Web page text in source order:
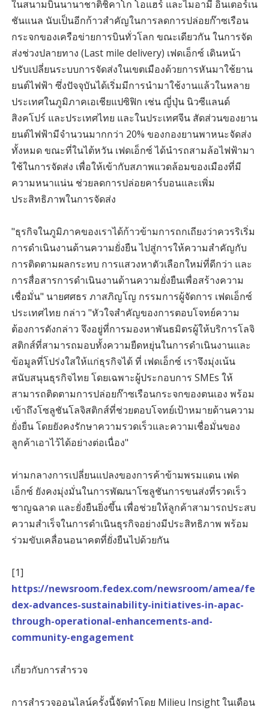
ในสนามบินนานาชาติชิคาโก โอแฮร์ และไมอามี อินเตอร์เน
ชันแนล นับเป็นอีกก้าวสำคัญในการลดการปล่อยก๊าซเรือน
กระจกของเครือข่ายการบินทั่วโลก ขณะเดียวกัน ในการจัด
ส่งช่วงปลายทาง (Last mile delivery) เฟดเอ็กซ์ เดินหน้า
ปรับเปลี่ยนระบบการจัดส่งในเขตเมืองด้วยการหันมาใช้ยาน
ยนต์ไฟฟ้า ซึ่งปัจจุบันได้เริ่มมีการนำมาใช้งานแล้วในหลาย
ประเทศในภูมิภาคเอเชียแปซิฟิก เช่น ญี่ปุ่น นิวซีแลนด์
สิงคโปร์ และประเทศไทย และในประเทศจีน สัดส่วนของยาน
ยนต์ไฟฟ้ามีจำนวนมากกว่า 20% ของกองยานพาหนะจัดส่ง
ทั้งหมด ขณะที่ในไต้หวัน เฟดเอ็กซ์ ได้นำรถสามล้อไฟฟ้ามา
ใช้ในการจัดส่ง เพื่อให้เข้ากับสภาพแวดล้อมของเมืองที่มี
ความหนาแน่น ช่วยลดการปล่อยคาร์บอนและเพิ่ม
ประสิทธิภาพในการจัดส่ง
"ธุรกิจในภูมิภาคของเราได้ก้าวข้ามการถกเถียงว่าควรริเริ่ม
การดำเนินงานด้านความยั่งยืน ไปสู่การให้ความสำคัญกับ
การติดตามผลกระทบ การแสวงหาตัวเลือกใหม่ที่ดีกว่า และ
การสื่อสารการดำเนินงานด้านความยั่งยืนเพื่อสร้างความ
เชื่อมั่น" นายศศธร ภาสภิญโญ กรรมการผู้จัดการ เฟดเอ็กซ์
ประเทศไทย กล่าว "หัวใจสำคัญของการตอบโจทย์ความ
ต้องการดังกล่าว จึงอยู่ที่การมองหาพันธมิตรผู้ให้บริการโลจิ
สติกส์ที่สามารถมอบทั้งความยืดหยุ่นในการดำเนินงานและ
ข้อมูลที่โปร่งใสให้แก่ธุรกิจได้ ที่ เฟดเอ็กซ์ เราจึงมุ่งเน้น
สนับสนุนธุรกิจไทย โดยเฉพาะผู้ประกอบการ SMEs ให้
สามารถติดตามการปล่อยก๊าซเรือนกระจกของตนเอง พร้อม
เข้าถึงโซลูชันโลจิสติกส์ที่ช่วยตอบโจทย์เป้าหมายด้านความ
ยั่งยืน โดยยังคงรักษาความรวดเร็วและความเชื่อมั่นของ
ลูกค้าเอาไว้ได้อย่างต่อเนื่อง"
ท่ามกลางการเปลี่ยนแปลงของการค้าข้ามพรมแดน เฟด
เอ็กซ์ ยังคงมุ่งมั่นในการพัฒนาโซลูชันการขนส่งที่รวดเร็ว
ชาญฉลาด และยั่งยืนยิ่งขึ้น เพื่อช่วยให้ลูกค้าสามารถประสบ
ความสำเร็จในการดำเนินธุรกิจอย่างมีประสิทธิภาพ พร้อม
ร่วมขับเคลื่อนอนาคตที่ยั่งยืนไปด้วยกัน
[1]
https://newsroom.fedex.com/newsroom/amea/fe
dex-advances-sustainability-initiatives-in-apac-
through-operational-enhancements-and-
community-engagement
เกี่ยวกับการสำรวจ
การสำรวจออนไลน์ครั้งนี้จัดทำโดย Milieu Insight ในเดือน